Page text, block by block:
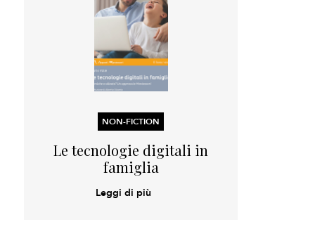
NON-FICTION
Le tecnologie digitali in
famiglia
Leggi di più